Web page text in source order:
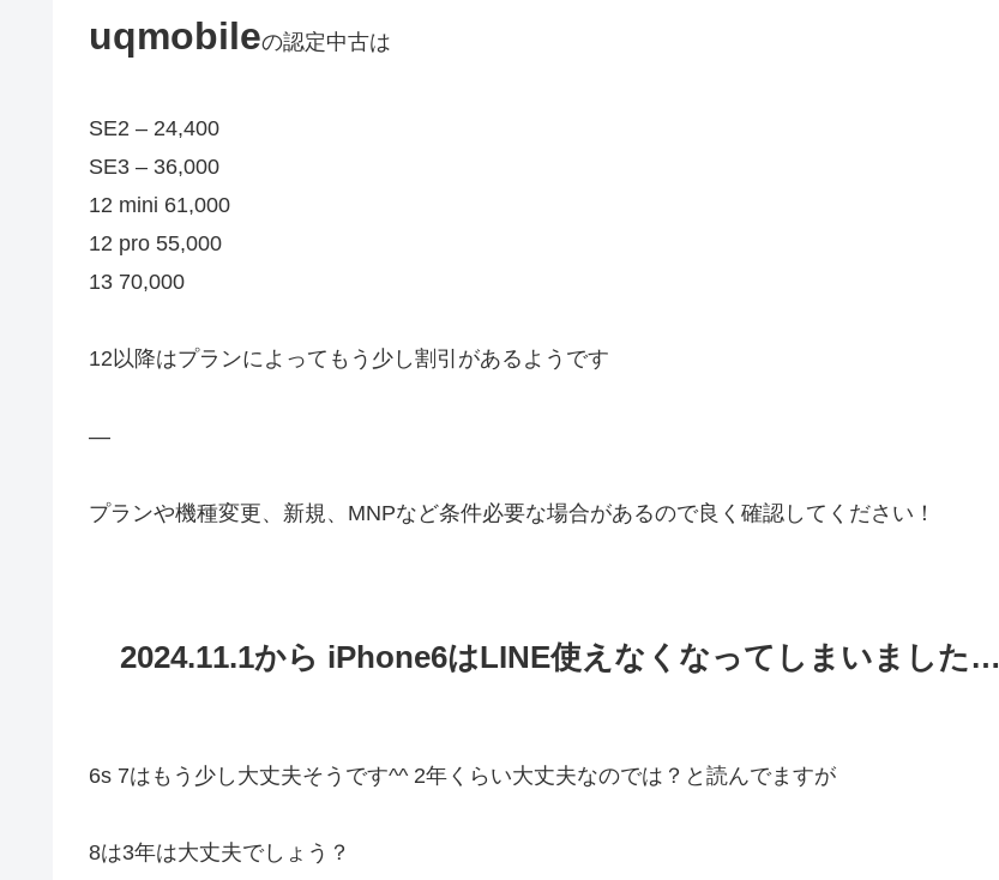
uqmobileの認定中古は
SE2 – 24,400
SE3 – 36,000
12 mini 61,000
12 pro 55,000
13 70,000
12以降はプランによってもう少し割引があるようです
—
プランや機種変更、新規、MNPなど条件必要な場合があるので良く確認してください！
2024.11.1から iPhone6はLINE使えなくなってしまいました…
6s 7はもう少し大丈夫そうです^^ 2年くらい大丈夫なのでは？と読んでますが
8は3年は大丈夫でしょう？